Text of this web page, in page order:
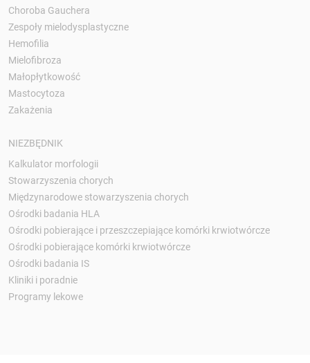
Choroba Gauchera
Zespoły mielodysplastyczne
Hemofilia
Mielofibroza
Małopłytkowość
Mastocytoza
Zakażenia
NIEZBĘDNIK
Kalkulator morfologii
Stowarzyszenia chorych
Międzynarodowe stowarzyszenia chorych
Ośrodki badania HLA
Ośrodki pobierające i przeszczepiające komórki krwiotwórcze
Ośrodki pobierające komórki krwiotwórcze
Ośrodki badania IS
Kliniki i poradnie
Programy lekowe